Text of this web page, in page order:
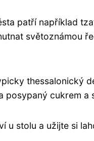
patří například
světoznámou
thessalonický
posypaný cukrem a
u stolu a užijte si